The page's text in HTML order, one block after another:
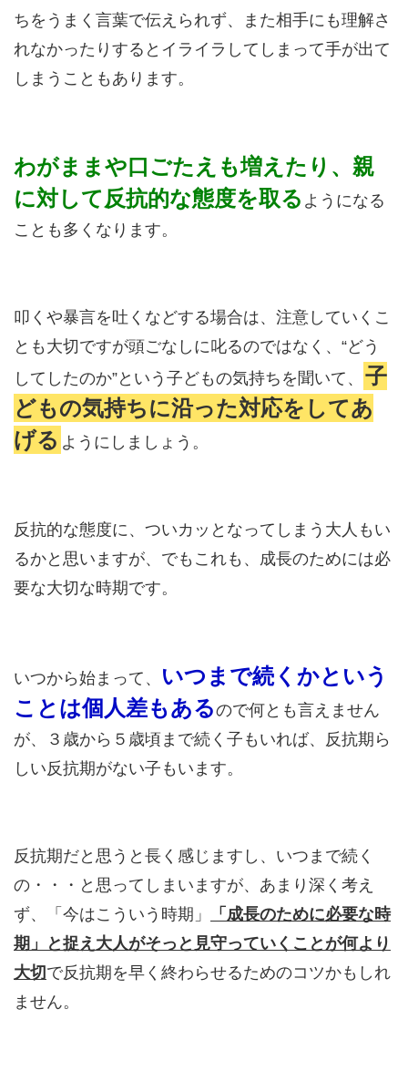
ちをうまく言葉で伝えられず、また相手にも理解さ
れなかったりするとイライラしてしまって手が出て
しまうこともあります。
わがままや口ごたえも増えたり、親
に対して反抗的な態度を取る ようになる
ことも多くなります。
叩くや暴言を吐くなどする場合は、注意していくこ
とも大切ですが頭ごなしに叱るのではなく、“どう
してしたのか”という子どもの気持ちを聞いて、 子
どもの気持ちに沿った対応をしてあ
げる ようにしましょう。
反抗的な態度に、ついカッとなってしまう大人もい
るかと思いますが、でもこれも、成長のためには必
要な大切な時期です。
いつから始まって、 いつまで続くかという
ことは個人差もあるので何とも言えません
が、３歳から５歳頃まで続く子もいれば、反抗期ら
しい反抗期がない子もいます。
反抗期だと思うと長く感じますし、いつまで続く
の・・・と思ってしまいますが、あまり深く考え
ず、「今はこういう時期」
「成長のために必要な時
期」と捉え 大人がそっと見守っていくことが何より
大切で反抗期を早く終わらせるためのコツかもしれ
ません。